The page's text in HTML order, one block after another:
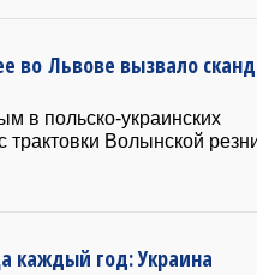
во Львове вызвало
в польско-украинских
Волынской
каждый год: Украина